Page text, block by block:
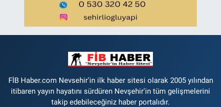
FİB Haber.com Nevsehir'in ilk haber sitesi olarak 2005 yılından
itibaren yayın hayatını sürdüren Nevşehir'in tüm gelişmelerini
takip edebileceğiniz haber portalıdır.